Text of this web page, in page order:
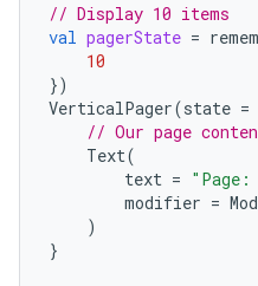
// Display 10 items
val pagerState =
10
})
VerticalPager(state =
// Our page
Text(
text = "Page:
modifier =
)
}